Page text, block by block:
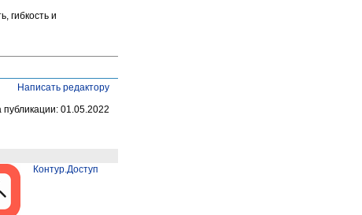
гибкость и
Написать редактору
публикации: 01.05.2022
Контур.Доступ